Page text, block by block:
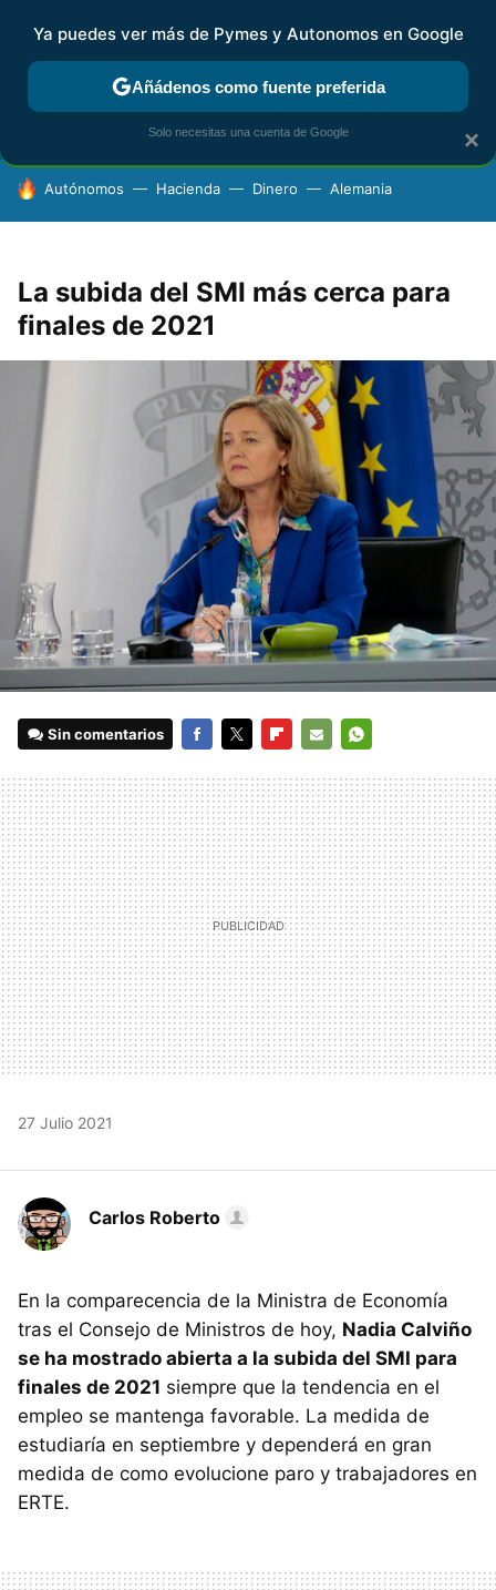
FISCALIDAD Y CONTABILIDAD KIT DIGITAL RENTA
HOY SE HABLA DE
Autónomos Hacienda Dinero Alemania
La subida del SMI más cerca para
finales de 2021
Sin comentarios
MAIL
27 Julio 2021
Carlos Roberto
En la comparecencia de la Ministra de Economía
tras el Consejo de Ministros de hoy, Nadia Calviño
se ha mostrado abierta a la subida del SMI para
finales de 2021 siempre que la tendencia en el
empleo se mantenga favorable. La medida de
estudiaría en septiembre y dependerá en gran
medida de como evolucione paro y trabajadores en
ERTE.
×
Ya puedes ver más de Pymes y Autonomos en Google
Añádenos como fuente preferida
Solo necesitas una cuenta de Google